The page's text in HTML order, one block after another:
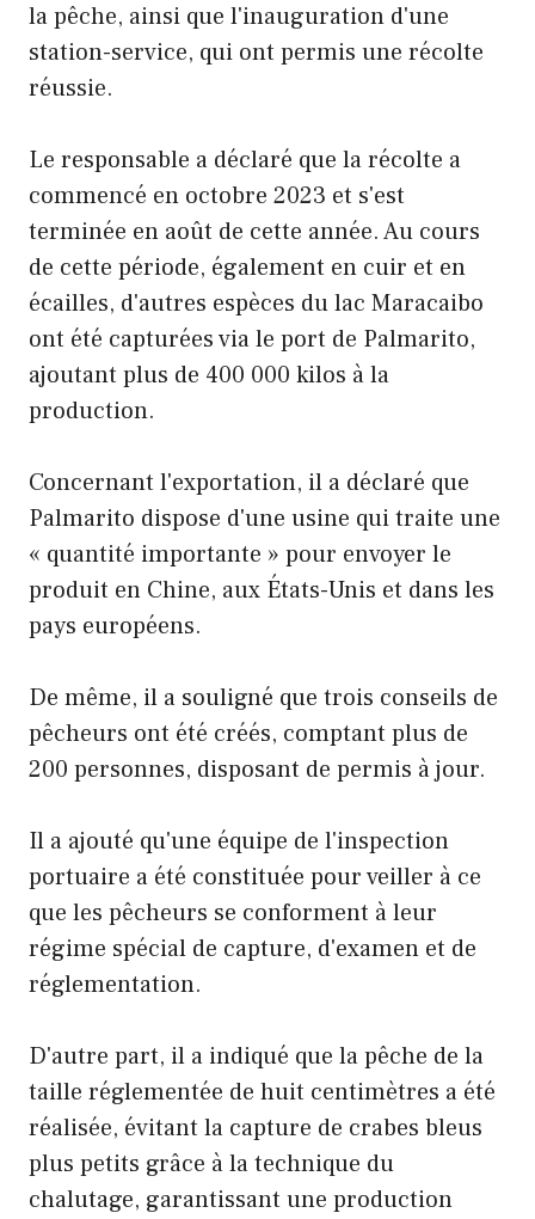
la pêche, ainsi que l'inauguration d'une
station-service, qui ont permis une récolte
réussie.
Le responsable a déclaré que la récolte a
commencé en octobre 2023 et s'est
terminée en août de cette année. Au cours
de cette période, également en cuir et en
écailles, d'autres espèces du lac Maracaibo
ont été capturées via le port de Palmarito,
ajoutant plus de 400 000 kilos à la
production.
Concernant l'exportation, il a déclaré que
Palmarito dispose d'une usine qui traite une
« quantité importante » pour envoyer le
produit en Chine, aux États-Unis et dans les
pays européens.
De même, il a souligné que trois conseils de
pêcheurs ont été créés, comptant plus de
200 personnes, disposant de permis à jour.
Il a ajouté qu'une équipe de l'inspection
portuaire a été constituée pour veiller à ce
que les pêcheurs se conforment à leur
régime spécial de capture, d'examen et de
réglementation.
D'autre part, il a indiqué que la pêche de la
taille réglementée de huit centimètres a été
réalisée, évitant la capture de crabes bleus
plus petits grâce à la technique du
chalutage, garantissant une production